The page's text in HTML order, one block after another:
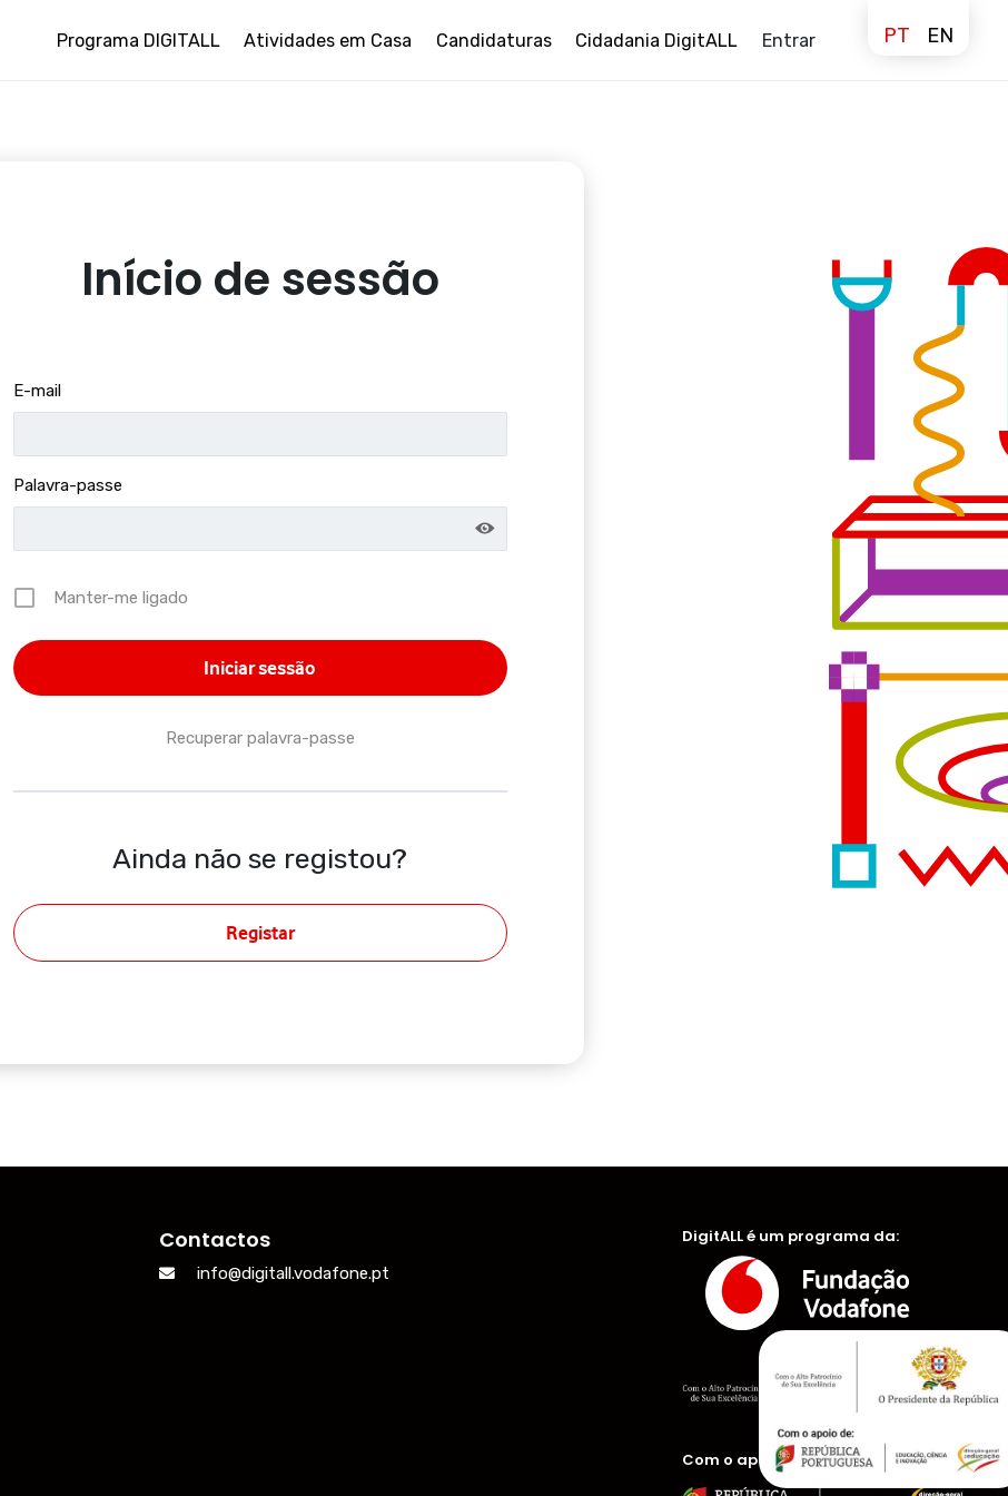
Programa DIGITALL Atividades em Casa Candidaturas Cidadania DigitALL Entrar PT EN
Início de sessão
E-mail
Palavra-passe
Manter-me ligado
Recuperar palavra-passe
Ainda não se registou?
Registar
Contactos
info@digitall.vodafone.pt
DigitALL é um programa da:
Com o apoio de: